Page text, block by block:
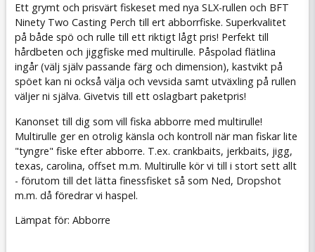
Ett grymt och prisvärt fiskeset med nya SLX-rullen och BFT
Ninety Two Casting Perch till ert abborrfiske. Superkvalitet
på både spö och rulle till ett riktigt lågt pris! Perfekt till
hårdbeten och jiggfiske med multirulle. Påspolad flätlina
ingår (välj själv passande färg och dimension), kastvikt på
spöet kan ni också välja och vevsida samt utväxling på rullen
väljer ni själva. Givetvis till ett oslagbart paketpris!
Kanonset till dig som vill fiska abborre med multirulle!
Multirulle ger en otrolig känsla och kontroll när man fiskar lite
"tyngre" fiske efter abborre. T.ex. crankbaits, jerkbaits, jigg,
texas, carolina, offset m.m. Multirulle kör vi till i stort sett allt
- förutom till det lätta finessfisket så som Ned, Dropshot
m.m. då föredrar vi haspel.
Lämpat för: Abborre